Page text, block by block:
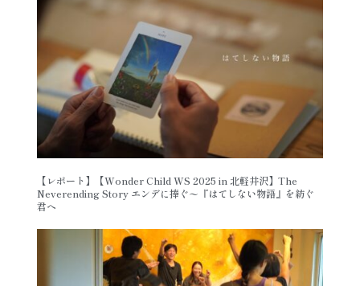
【レポート】【Wonder Child WS 2025 in 北軽井沢】The
Neverending Story エンデに捧ぐ〜『はてしない物語』を紡ぐ
君へ